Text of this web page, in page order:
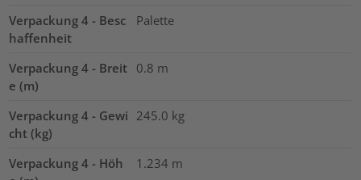
Verpackung 4 - Besc
haffenheit
Palette
Verpackung 4 - Breit
e (m)
0.8 m
Verpackung 4 - Gewi
cht (kg)
245.0 kg
Verpackung 4 - Höh
1.234 m